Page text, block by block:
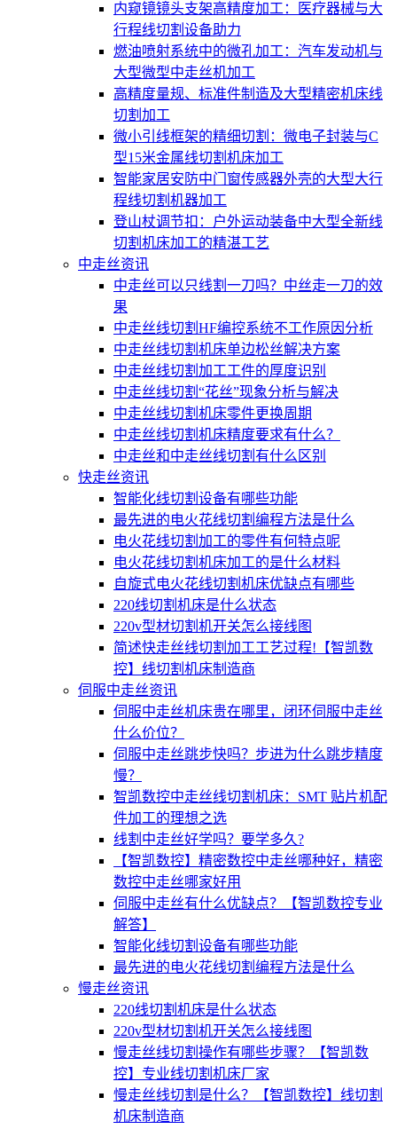
内窥镜镜头支架高精度加工：医疗器械与大
行程线切割设备助力
燃油喷射系统中的微孔加工：汽车发动机与
大型微型中走丝机加工
高精度量规、标准件制造及大型精密机床线
切割加工
微小引线框架的精细切割：微电子封装与C
型15米金属线切割机床加工
智能家居安防中门窗传感器外壳的大型大行
程线切割机器加工
登山杖调节扣：户外运动装备中大型全新线
切割机床加工的精湛工艺
中走丝资讯
中走丝可以只线割一刀吗？中丝走一刀的效
果
中走丝线切割HF编控系统不工作原因分析
中走丝线切割机床单边松丝解决方案
中走丝线切割加工工件的厚度识别
中走丝线切割“花丝”现象分析与解决
中走丝线切割机床零件更换周期
中走丝线切割机床精度要求有什么？
中走丝和中走丝线切割有什么区别
快走丝资讯
智能化线切割设备有哪些功能
最先进的电火花线切割编程方法是什么
电火花线切割加工的零件有何特点呢
电火花线切割机床加工的是什么材料
自旋式电火花线切割机床优缺点有哪些
220线切割机床是什么状态
220v型材切割机开关怎么接线图
简述快走丝线切割加工工艺过程!【智凯数
控】线切割机床制造商
伺服中走丝资讯
伺服中走丝机床贵在哪里，闭环伺服中走丝
什么价位？
伺服中走丝跳步快吗？步进为什么跳步精度
慢？
智凯数控中走丝线切割机床：SMT 贴片机配
件加工的理想之选
线割中走丝好学吗？要学多久?
【智凯数控】精密数控中走丝哪种好，精密
数控中走丝哪家好用
伺服中走丝有什么优缺点？【智凯数控专业
解答】
智能化线切割设备有哪些功能
最先进的电火花线切割编程方法是什么
慢走丝资讯
220线切割机床是什么状态
220v型材切割机开关怎么接线图
慢走丝线切割操作有哪些步骤？【智凯数
控】专业线切割机床厂家
慢走丝线切割是什么？【智凯数控】线切割
机床制造商